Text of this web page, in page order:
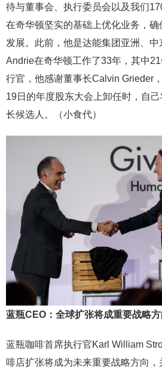
待与董事会、执行委员会以及我们
在奇华顿坚实的基础上优化业务，
发展。此前，他是达能集团亚洲、
Andrie在奇华顿工作了33年，其中
行官，他感谢董事长Calvin Grieder
19日的年度股东大会上卸任时，自
长候选人。（小食代）
蓝瓶CEO：全球扩张将成重要战略方
蓝瓶咖啡首席执行官Karl William
啡店扩张将成为未来重要战略方向